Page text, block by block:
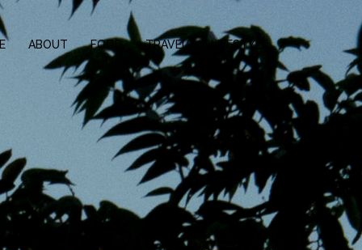
ABOUT FOOD TRAVEL LIFESTYLE